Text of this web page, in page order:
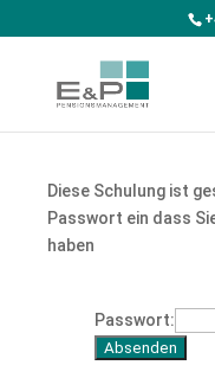
Diese Schulung ist
Passwort ein dass
haben
Passwort: